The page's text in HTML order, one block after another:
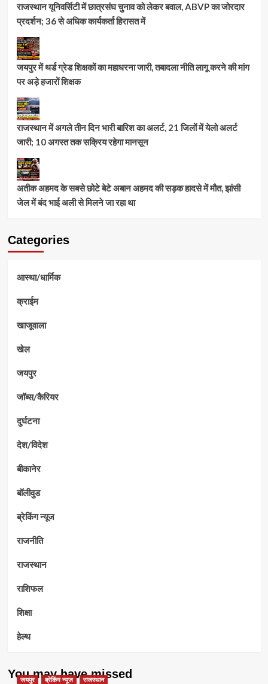
राजस्थान यूनिवर्सिटी में छात्रसंघ चुनाव को लेकर बवाल, ABVP का जोरदार
प्रदर्शन; 36 से अधिक कार्यकर्ता हिरासत में
जयपुर में थर्ड ग्रेड शिक्षकों का महाधरना जारी, तबादला नीति लागू करने की मांग
पर अड़े हजारों शिक्षक
राजस्थान में अगले तीन दिन भारी बारिश का अलर्ट, 21 जिलों में येलो अलर्ट
जारी; 10 अगस्त तक सक्रिय रहेगा मानसून
अतीक अहमद के सबसे छोटे बेटे अबान अहमद की सड़क हादसे में मौत, झांसी
जेल में बंद भाई अली से मिलने जा रहा था
Categories
आस्था/धार्मिक
क्राईम
खाजूवाला
खेल
जयपुर
जॉब्स/कैरियर
दुर्घटना
देश/विदेश
बीकानेर
बॉलीवुड
ब्रेकिंग न्यूज
राजनीति
राजस्थान
राशिफल
शिक्षा
हेल्थ
You may have missed
जयपुर ब्रेकिंग न्यूज राजस्थान